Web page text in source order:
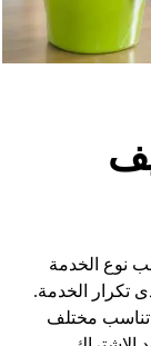
نوع الخدمة
تكرار الخدمة.
مختلف